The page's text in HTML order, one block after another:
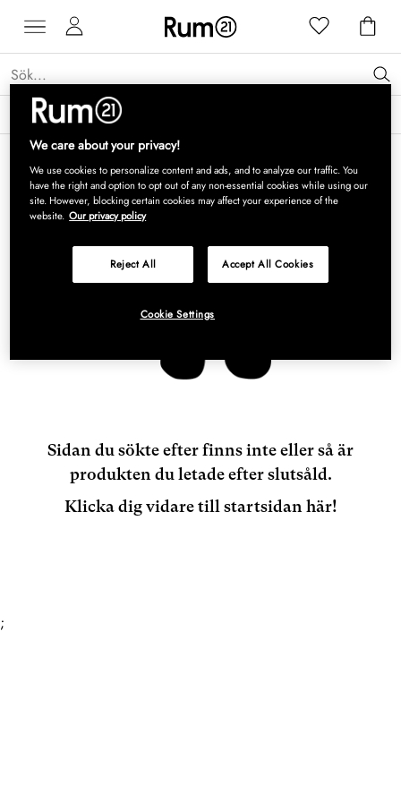
Få 15 % rabatt på Grythyttan Stålmöbler* →
Sidan du sökte efter finns inte eller så är
produkten du letade efter slutsåld.
Klicka dig vidare till startsidan här!
;
We care about your privacy!
We use cookies to personalize content and ads, and to analyze our traffic. You
have the right and option to opt out of any non-essential cookies while using our
site. However, blocking certain cookies may affect your experience of the
website. Our privacy policy
Reject All Accept All Cookies
Cookie Settings